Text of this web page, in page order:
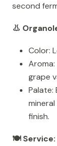
second
👃
Color:
grape
Palate:
finish.
🍽️ Service: